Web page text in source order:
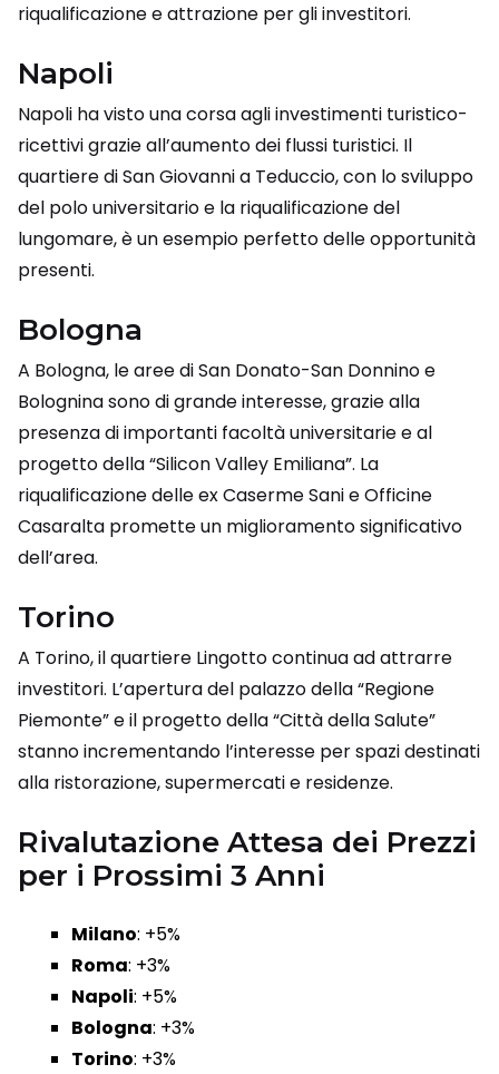
riqualificazione e attrazione per gli investitori.
Napoli
Napoli ha visto una corsa agli investimenti turistico-
ricettivi grazie all’aumento dei flussi turistici. Il
quartiere di San Giovanni a Teduccio, con lo sviluppo
del polo universitario e la riqualificazione del
lungomare, è un esempio perfetto delle opportunità
presenti.
Bologna
A Bologna, le aree di San Donato-San Donnino e
Bolognina sono di grande interesse, grazie alla
presenza di importanti facoltà universitarie e al
progetto della “Silicon Valley Emiliana”. La
riqualificazione delle ex Caserme Sani e Officine
Casaralta promette un miglioramento significativo
dell’area.
Torino
A Torino, il quartiere Lingotto continua ad attrarre
investitori. L’apertura del palazzo della “Regione
Piemonte” e il progetto della “Città della Salute”
stanno incrementando l’interesse per spazi destinati
alla ristorazione, supermercati e residenze.
Rivalutazione Attesa dei Prezzi
per i Prossimi 3 Anni
Milano: +5%
Roma: +3%
Napoli: +5%
Bologna: +3%
Torino: +3%